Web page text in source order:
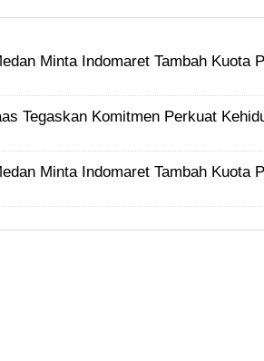
Minta Indomaret Tambah Kuota
Tegaskan Komitmen Perkuat
Minta Indomaret Tambah Kuota